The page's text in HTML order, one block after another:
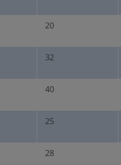
20
32
40
25
28